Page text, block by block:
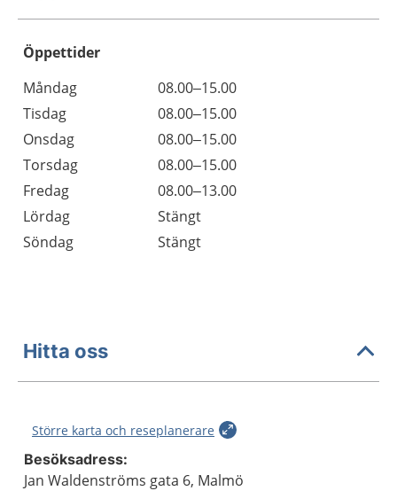
Öppettider
Dag
Öppettider
Kommentarer
Måndag
08.00–15.00
Tisdag
08.00–15.00
Onsdag
08.00–15.00
Torsdag
08.00–15.00
Fredag
08.00–13.00
Lördag
Stängt
Söndag
Stängt
Hitta oss
Större karta och reseplanerare
Besöksadress:
Jan Waldenströms gata 6, Malmö